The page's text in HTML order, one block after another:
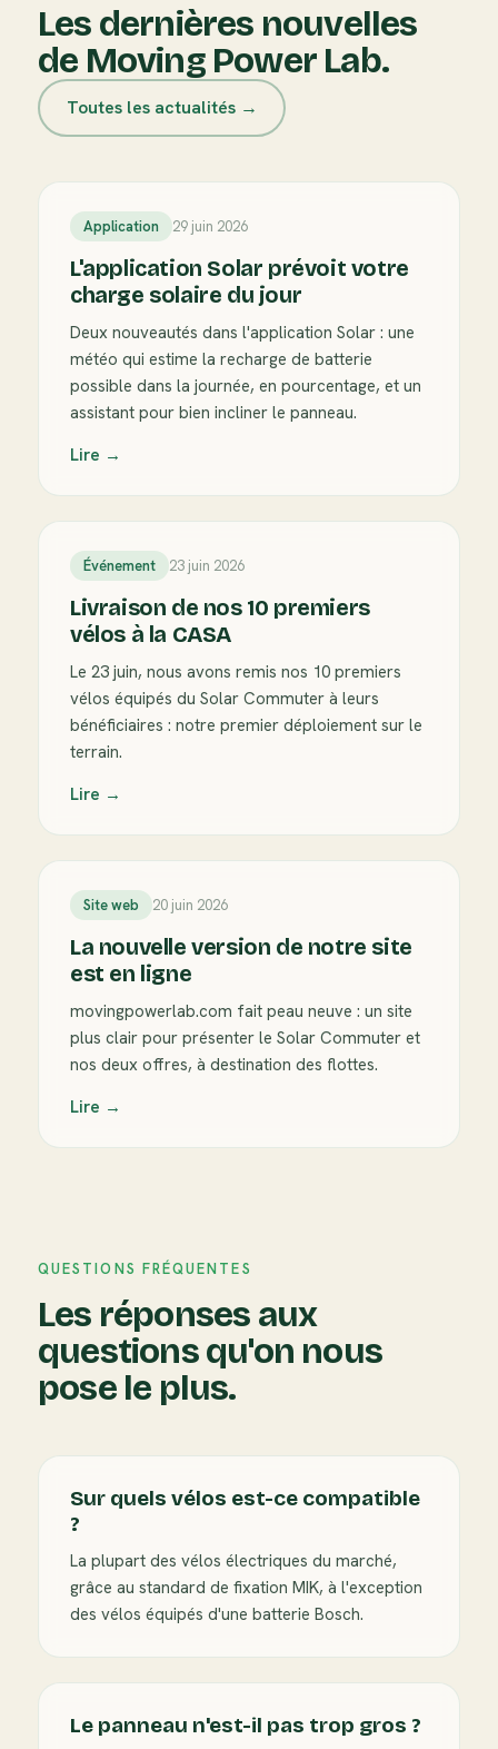
Les dernières nouvelles
de Moving Power Lab.
Toutes les actualités →
Application 29 juin 2026
L'application Solar prévoit votre
charge solaire du jour
Deux nouveautés dans l'application Solar : une
météo qui estime la recharge de batterie
possible dans la journée, en pourcentage, et un
assistant pour bien incliner le panneau.
Lire →
Événement 23 juin 2026
Livraison de nos 10 premiers
vélos à la CASA
Le 23 juin, nous avons remis nos 10 premiers
vélos équipés du Solar Commuter à leurs
bénéficiaires : notre premier déploiement sur le
terrain.
Lire →
Site web 20 juin 2026
La nouvelle version de notre site
est en ligne
movingpowerlab.com fait peau neuve : un site
plus clair pour présenter le Solar Commuter et
nos deux offres, à destination des flottes.
Lire →
QUESTIONS FRÉQUENTES
Les réponses aux
questions qu'on nous
pose le plus.
Sur quels vélos est-ce compatible
?
La plupart des vélos électriques du marché,
grâce au standard de fixation MIK, à l'exception
des vélos équipés d'une batterie Bosch.
Le panneau n'est-il pas trop gros ?